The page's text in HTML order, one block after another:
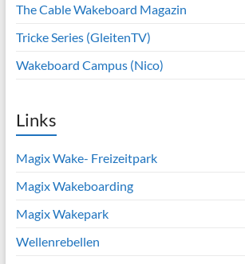
The Cable Wakeboard Magazin
Tricke Series (GleitenTV)
Wakeboard Campus (Nico)
Links
Magix Wake- Freizeitpark
Magix Wakeboarding
Magix Wakepark
Wellenrebellen